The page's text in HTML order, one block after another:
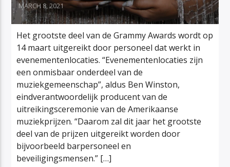
MARCH 8, 2021
Het grootste deel van de Grammy Awards wordt op
14 maart uitgereikt door personeel dat werkt in
evenementenlocaties. “Evenementenlocaties zijn
een onmisbaar onderdeel van de
muziekgemeenschap”, aldus Ben Winston,
eindverantwoordelijk producent van de
uitreikingsceremonie van de Amerikaanse
muziekprijzen. “Daarom zal dit jaar het grootste
deel van de prijzen uitgereikt worden door
bijvoorbeeld barpersoneel en
beveiligingsmensen.” […]